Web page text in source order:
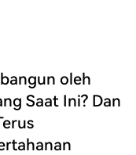
oleh
Saat Ini? Dan